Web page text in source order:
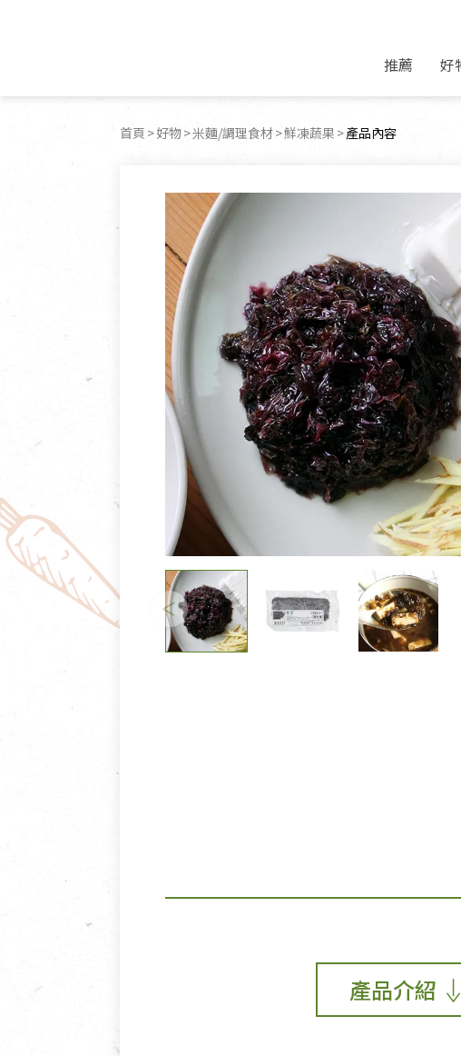
推薦
好康優惠
8月快閃商品優惠
7月惜福愛物
6月快閃商品-好評延長
傳承經典優惠
文化好書優惠
好
米麵/調理食材
豆麥雜糧種子
乾貨/素料/植物肉
豆腐/天貝/豆製品
調味/醬料/烘焙食材
飲品/零食
果汁/醋飲/飲料
沖調飲/穀麥片
蜂蜜/椰奶
休閒零食
堅果/果乾
糖果/巧克力
清潔/防蟲/薰香
廚房用具/家電/家飾
個人清潔保養
臉部清潔/保養
臉部彩妝
牙膏/牙刷/漱口水
洗髮/潤髮/染髮
身體清潔/保養
專題文章
食品與廠商
土地與生態
蔬食營養力
生活提案
共好行動
里仁的努力
分店動
產品動態
產品/有
大事記
里仁聯
理念桌
加入會
首頁 好物 米麵/調理食材 鮮凍蔬果 目前頁面：
產品內容
產品介紹